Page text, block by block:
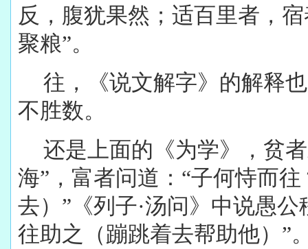
反，腹犹果然；适百里者，
聚粮”。
往，《说文解字》的解释
不胜数。
还是上面的《为学》，贫
海”，富者问道：“子何恃而
去）”《列子·汤问》中说愚
往助之（蹦跳着去帮助他）”